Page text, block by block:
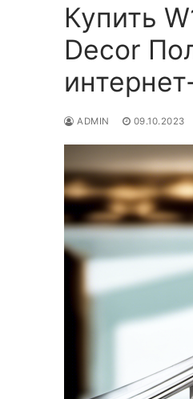
Купить
Decor
ADMIN 09.10.2023